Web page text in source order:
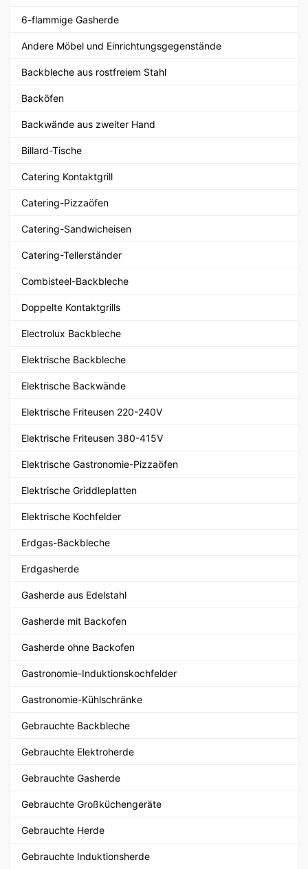
6-flammige Gasherde
Andere Möbel und Einrichtungsgegenstände
Backbleche aus rostfreiem Stahl
Backöfen
Backwände aus zweiter Hand
Billard-Tische
Catering Kontaktgrill
Catering-Pizzaöfen
Catering-Sandwicheisen
Catering-Tellerständer
Combisteel-Backbleche
Doppelte Kontaktgrills
Electrolux Backbleche
Elektrische Backbleche
Elektrische Backwände
Elektrische Friteusen 220-240V
Elektrische Friteusen 380-415V
Elektrische Gastronomie-Pizzaöfen
Elektrische Griddleplatten
Elektrische Kochfelder
Erdgas-Backbleche
Erdgasherde
Gasherde aus Edelstahl
Gasherde mit Backofen
Gasherde ohne Backofen
Gastronomie-Induktionskochfelder
Gastronomie-Kühlschränke
Gebrauchte Backbleche
Gebrauchte Elektroherde
Gebrauchte Gasherde
Gebrauchte Großküchengeräte
Gebrauchte Herde
Gebrauchte Induktionsherde